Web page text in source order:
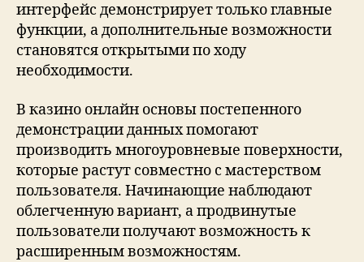
интерфейс демонстрирует только главные
функции, а дополнительные возможности
становятся открытыми по ходу
необходимости.
В казино онлайн основы постепенного
демонстрации данных помогают
производить многоуровневые поверхности,
которые растут совместно с мастерством
пользователя. Начинающие наблюдают
облегченную вариант, а продвинутые
пользователи получают возможность к
расширенным возможностям.